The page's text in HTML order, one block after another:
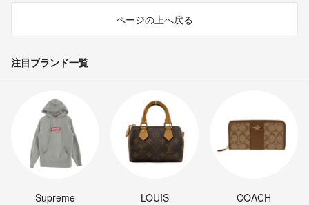
ページの上へ戻る
注目ブランド一覧
Supreme
LOUIS
COACH